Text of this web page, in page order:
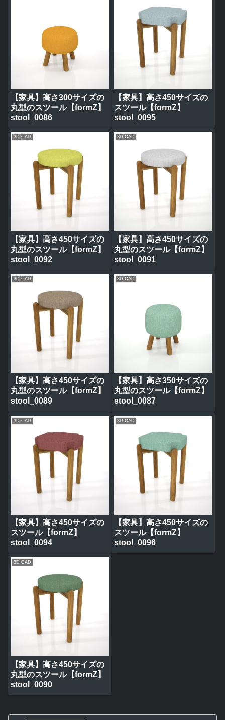
【家具】高さ300サイズの
丸型のスツール【formZ】
stool_0086
【家具】高さ450サイズの
スツール【formZ】
stool_0095
3D CAD
【家具】高さ450サイズの
丸型のスツール【formZ】
stool_0092
3D CAD
【家具】高さ450サイズの
丸型のスツール【formZ】
stool_0091
3D CAD
【家具】高さ450サイズの
丸型のスツール【formZ】
stool_0089
3D CAD
【家具】高さ350サイズの
丸型のスツール【formZ】
stool_0087
3D CAD
【家具】高さ450サイズの
スツール【formZ】
stool_0094
3D CAD
【家具】高さ450サイズの
スツール【formZ】
stool_0096
3D CAD
【家具】高さ450サイズの
丸型のスツール【formZ】
stool_0090